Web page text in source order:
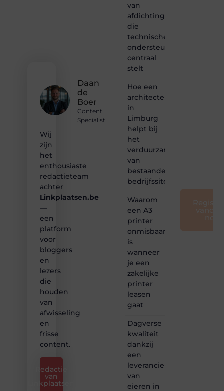
Daan
de
Boer
Content
Specialist
Wij
zijn
het
enthousiaste
redactieteam
achter
Linkplaatsen.be
—
een
platform
voor
bloggers
en
lezers
die
houden
van
afwisseling
en
frisse
content.
Redactie
van
Linkplaatsen
van
afdichtingen
die
technische
ondersteuning
centraal
stelt
Hoe een
architectenbureau
in
Limburg
helpt bij
het
verduurzamen
van
bestaande
bedrijfssites
Waarom
een A3
printer
onmisbaar
is
wanneer
je een
zakelijke
printer
leasen
gaat
Dagverse
kwaliteit
dankzij
een
leverancier
van
eieren in